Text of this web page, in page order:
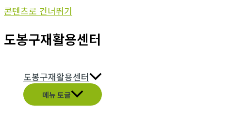
콘텐츠로 건너뛰기
도봉구재활용센터
도봉구재활용센터
메뉴 토글